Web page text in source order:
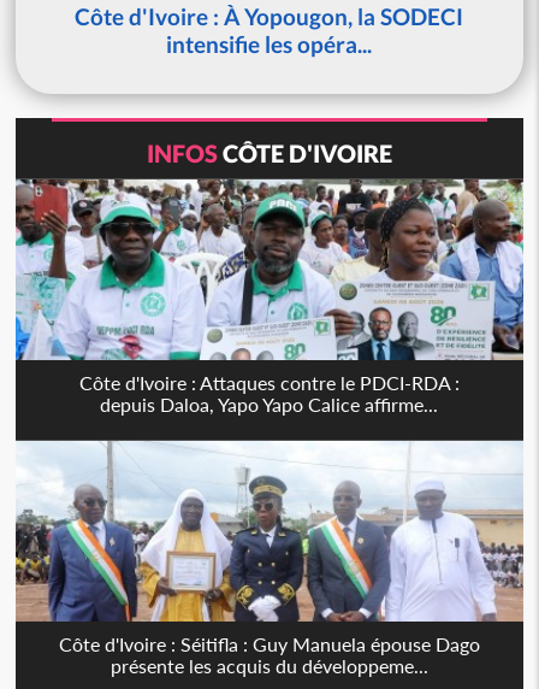
Côte d'Ivoire : À Yopougon, la SODECI
intensifie les opéra...
INFOSCÔTE D'IVOIRE
Côte d'Ivoire : Attaques contre le PDCI-RDA :
depuis Daloa, Yapo Yapo Calice affirme...
Côte d'Ivoire : Séitifla : Guy Manuela épouse Dago
présente les acquis du développeme...